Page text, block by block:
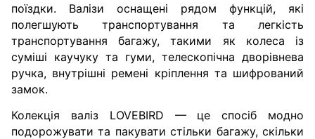
поїздки.
Валізи оснащені рядом функцій, які
полегшують транспортування та легкість
транспортування багажу, такими як колеса із
суміші каучуку та гуми, телескопічна дворівнева
ручка, внутрішні ремені кріплення та шифрований
замок.
Колекція валіз LOVEBIRD — це спосіб модно
подорожувати та пакувати стільки багажу, скільки